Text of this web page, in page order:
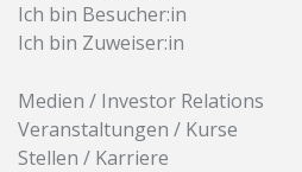
Ich bin Besucher:in
Ich bin Zuweiser:in
Medien / Investor Relations
Veranstaltungen / Kurse
Stellen / Karriere